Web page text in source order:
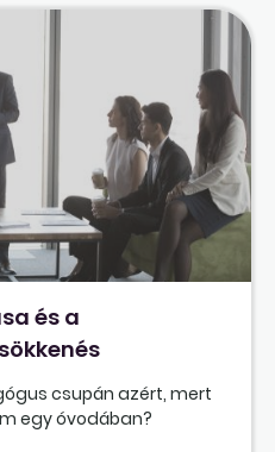
és a
csupán azért, mert
egy óvodában?